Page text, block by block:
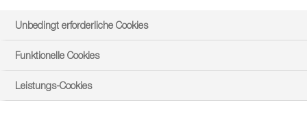
Unbedingt erforderliche Cookies
Funktionelle Cookies
Leistungs-Cookies